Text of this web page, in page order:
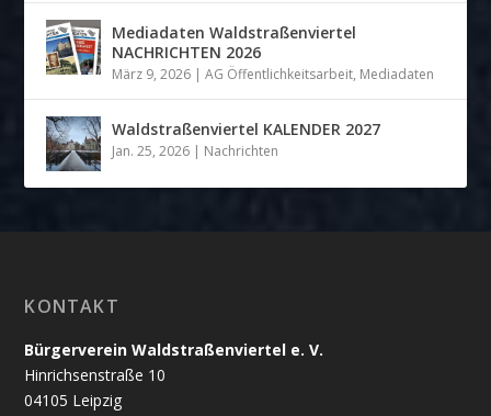
Mediadaten Waldstraßenviertel
NACHRICHTEN 2026
März 9, 2026 |AG Öffentlichkeitsarbeit, Mediadaten
Waldstraßenviertel KALENDER 2027
Jan. 25, 2026 | Nachrichten
KONTAKT
Bürgerverein Waldstraßenviertel e. V.
Hinrichsenstraße 10
04105 Leipzig